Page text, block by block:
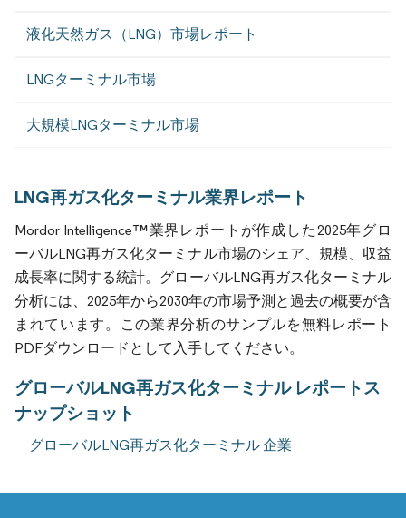
液化天然ガス（LNG）市場レポート
LNGターミナル市場
大規模LNGターミナル市場
LNG再ガス化ターミナル業界レポート
Mordor Intelligence™業界レポートが作成した2025年グロ
ーバルLNG再ガス化ターミナル市場のシェア、規模、収益
成長率に関する統計。グローバルLNG再ガス化ターミナル
分析には、2025年から2030年の市場予測と過去の概要が含
まれています。この業界分析のサンプルを無料レポート
PDFダウンロードとして入手してください。
グローバルLNG再ガス化ターミナル レポートス
ナップショット
グローバルLNG再ガス化ターミナル 企業